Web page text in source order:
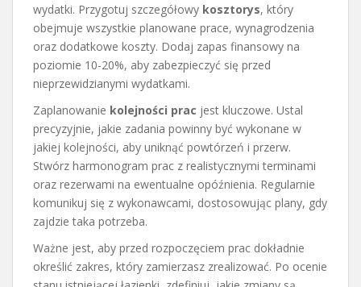
wydatki. Przygotuj szczegółowy kosztorys, który
obejmuje wszystkie planowane prace, wynagrodzenia
oraz dodatkowe koszty. Dodaj zapas finansowy na
poziomie 10-20%, aby zabezpieczyć się przed
nieprzewidzianymi wydatkami.
Zaplanowanie kolejności prac jest kluczowe. Ustal
precyzyjnie, jakie zadania powinny być wykonane w
jakiej kolejności, aby uniknąć powtórzeń i przerw.
Stwórz harmonogram prac z realistycznymi terminami
oraz rezerwami na ewentualne opóźnienia. Regularnie
komunikuj się z wykonawcami, dostosowując plany, gdy
zajdzie taka potrzeba.
Ważne jest, aby przed rozpoczęciem prac dokładnie
określić zakres, który zamierzasz zrealizować. Po ocenie